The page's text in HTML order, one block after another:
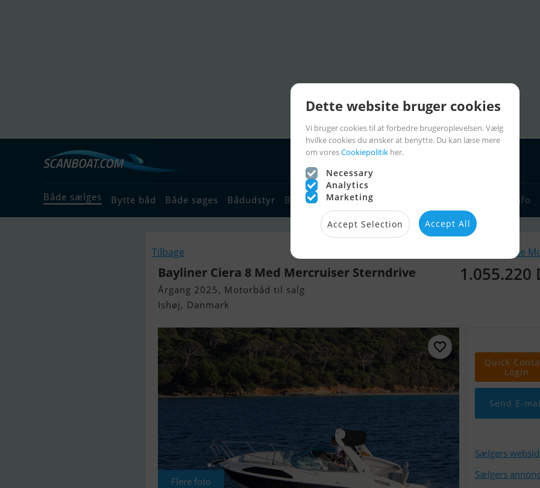
Både sælges Bytte båd Både søges Bådudstyr Bådforhandlere Sejlerlinks Sejlerinfo
Tilbage Lignende
Bayliner Ciera 8 Med Mercruiser Sterndrive
Årgang 2025, Motorbåd til salg
Ishøj, Danmark
1.055.220
Flere foto
Quick
Login
Send E-
Sælgers
Sælgers
Dette website bruger cookies
Vi bruger cookies til at forbedre brugeroplevelsen. Vælg
hvilke cookies du ønsker at benytte. Du kan læse mere
om voresCookiepolitik her.
Necessary
Analytics
Marketing
Accept Selection Accept All